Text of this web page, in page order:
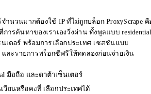
ำนวนมากต้องใช้ IP ที่ไม่ถูกบล็อก ProxyScrape คื
ารค้นหาของเราเองวิ่งผ่าน ทั้งพูลแบบ residential
เตอร์ พร้อมการเลือกประเทศ เซสชันแบบ
ละรายการพร็อกซีฟรีให้ทดลองก่อนจ่ายเงิน
มือถือ และดาต้าเซ็นเตอร์
ยนหรือคงที่ เลือกประเทศได้